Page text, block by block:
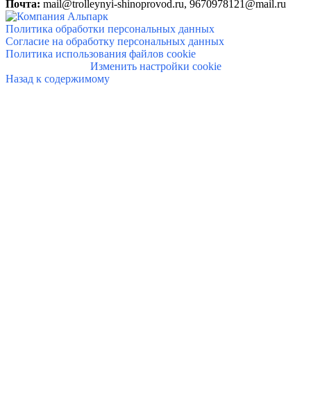
Почта: mail@trolleynyi-shinoprovod.ru, 9670978121@mail.ru
Политика обработки персональных данных
Согласие на обработку персональных данных
Политика использования файлов cookie
Изменить настройки cookie
Назад к содержимому